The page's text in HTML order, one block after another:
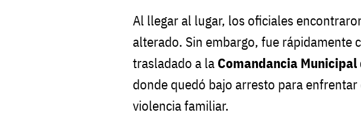
Al llegar al lugar, los oficiales
alterado. Sin embargo, fue rápidamente
trasladado a la Comandancia Municipal
donde quedó bajo arresto para
violencia familiar.